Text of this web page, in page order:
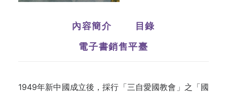
內容簡介
目錄
電子書銷售平臺
1949年新中國成立後，採行「三自愛國教會」之「國